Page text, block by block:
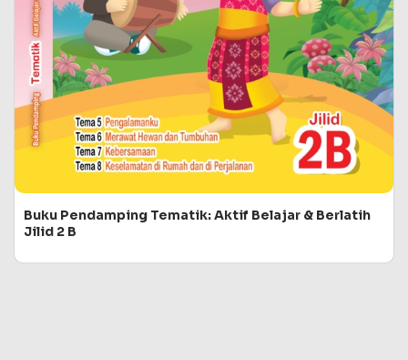
Buku Pendamping Tematik: Aktif Belajar & Berlatih
Jilid 2 B